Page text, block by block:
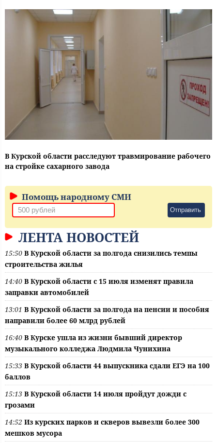
В Курской области расследуют травмирование рабочего
на стройке сахарного завода
Помощь народному СМИ
Отправить
ЛЕНТА НОВОСТЕЙ
15:50 В Курской области за полгода снизились темпы
строительства жилья
14:40 В Курской области с 15 июля изменят правила
заправки автомобилей
13:01 В Курской области за полгода на пенсии и пособия
направили более 60 млрд рублей
16:40 В Курске ушла из жизни бывший директор
музыкального колледжа Людмила Чунихина
15:33 В Курской области 44 выпускника сдали ЕГЭ на 100
баллов
15:13 В Курской области 14 июля пройдут дожди с
грозами
14:52 Из курских парков и скверов вывезли более 300
мешков мусора